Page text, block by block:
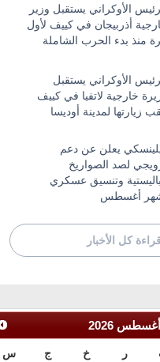
الأوكراني يستقبل وزير
أذربيجان في كييف لأول
منذ بدء الحرب الشاملة
الأوكراني يستقبل
خارجية لاتفيا في كييف
زيارتها لمدينة أوديسا
يعلن عن دعم
لصد الصواريخ
وتنسيق عسكري
أغسطس
قراءة كل الأخبار
أغسطس 2026
ر خ ج س